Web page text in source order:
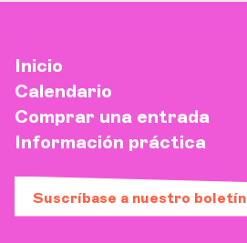
Inicio
Calendario
Comprar una entrada
Información práctica
Suscríbase a nuestro boletín